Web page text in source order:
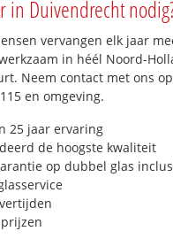
in Duivendrecht
vervangen elk jaar
in héél Noord-
Neem contact met ons
en omgeving.
25 jaar ervaring
de hoogste kwaliteit
op dubbel glas